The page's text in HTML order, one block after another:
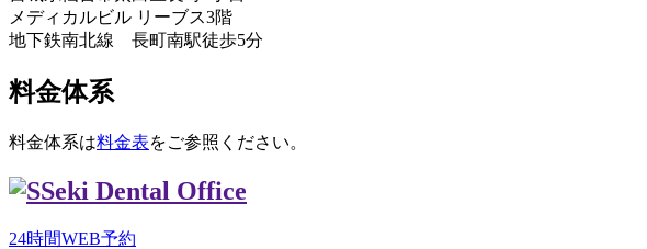
メディカルビル リーブス3階
地下鉄南北線 長町南駅徒歩5分
料金体系
料金体系は料金表をご参照ください。
24時間WEB予約